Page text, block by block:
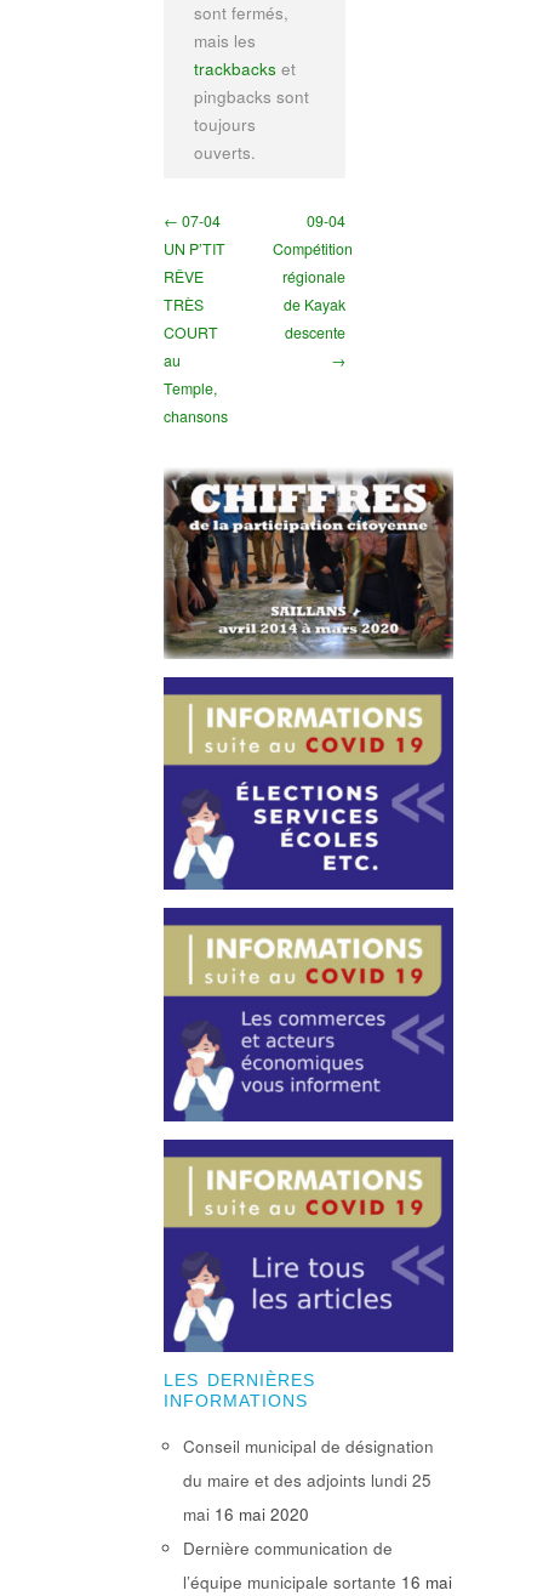
sont fermés,
mais les
trackbacks et
pingbacks sont
toujours
ouverts.
← 07-04
UN P’TIT
RÊVE
TRÈS
COURT
au
Temple,
chansons
09-04
Compétition
régionale
de Kayak
descente
→
LES DERNIÈRES
INFORMATIONS
Conseil municipal de désignation
du maire et des adjoints lundi 25
mai 16 mai 2020
Dernière communication de
l’équipe municipale sortante 16 mai